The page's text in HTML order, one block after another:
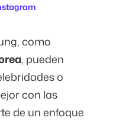
como
, pueden
o
con las
de un enfoque